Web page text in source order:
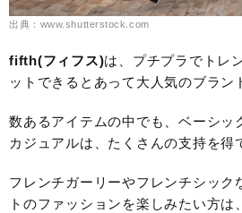
出典：www.shutterstock.com
fifth(フィフス)は、プチプラでトレ
ットできるとあって大人気のブラン
数あるアイテムの中でも、ベーシッ
カジュアルは、たくさんの支持を得
フレンチガーリーやフレンチシック
トのファッションを楽しみたい方は